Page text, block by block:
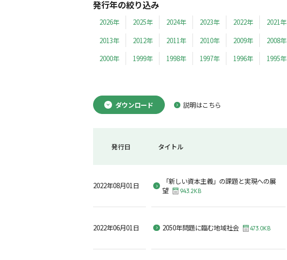
発行年の絞り込み
2026年 2025年 2024年 2023年 2022年 2021年
2013年
2012年 2011年 2010年 2009年 2008年
2000年
1999年 1998年 1997年 1996年 1995年
ダウンロード 説明はこちら
発行日 タイトル
2022年08月01日
「新しい資本主義」の課題と実現への展
望
943.2KB
2022年06月01日 2050年問題に臨む地域社会 473.0KB